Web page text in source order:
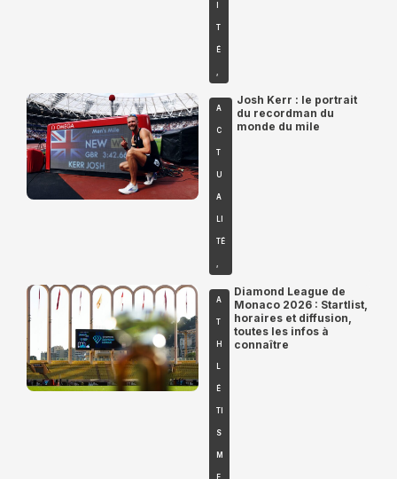
T
É
A
C
T
U
A
TÉ
Josh Kerr : le portrait
du recordman du
monde du mile
A
T
H
É
TI
S
M
E
Diamond League de
Monaco 2026 : Startlist,
horaires et diffusion,
toutes les infos à
connaître